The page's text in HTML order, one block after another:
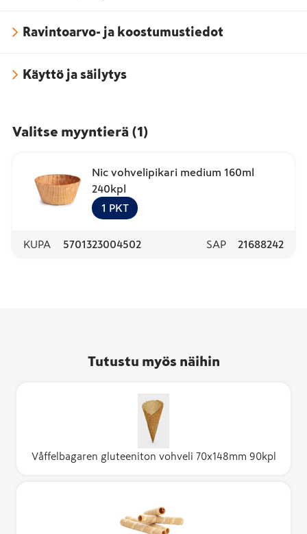
Ravintoarvo- ja koostumustiedot
Käyttö ja säilytys
Valitse myyntierä (1)
Nic vohvelipikari medium 160ml
240kpl
1 PKT
KUPA 5701323004502 SAP 21688242
Tutustu myös näihin
Våffelbagaren gluteeniton vohveli 70x148mm 90kpl